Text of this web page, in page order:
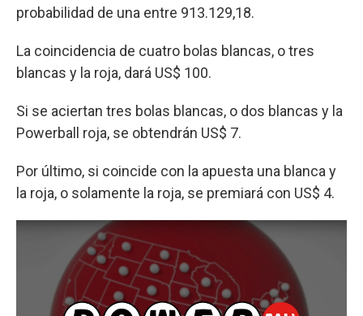
probabilidad de una entre 913.129,18.
La coincidencia de cuatro bolas blancas, o tres
blancas y la roja, dará US$ 100.
Si se aciertan tres bolas blancas, o dos blancas y la
Powerball roja, se obtendrán US$ 7.
Por último, si coincide con la apuesta una blanca y
la roja, o solamente la roja, se premiará con US$ 4.